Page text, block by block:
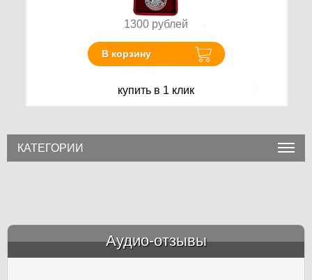
1300 рублей
В корзину
купить в 1 клик
КАТЕГОРИИ
Аудио-отзывы